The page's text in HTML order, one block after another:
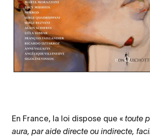
En France, la loi dispose que « toute
aura, par aide directe ou indirecte,